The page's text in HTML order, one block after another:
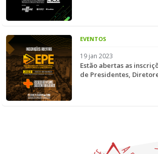
EVENTOS
19 jan 2023
Estão abertas as
de Presidentes,